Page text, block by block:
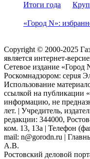
Итоги года
«Город N»:
Copyright © 2000-2025
является интернет-
Сетевое издание «Город
Роскомнадзором: серuя
Использование
ссылкой на публикации
информацию, не
лет. | Учредитель,
редакции: 344000,
ком. 13, 13а | Телефон
mail: n@gorodn.ru |
А.В.
Ростовский деловой